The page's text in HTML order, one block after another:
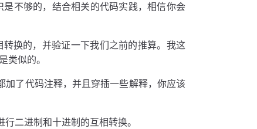
不够的，结合相关的代码实践，相信你会
换的，并验证一下我们之前的推算。我这
类似的。
了代码注释，并且穿插一些解释，你应该
二进制和十进制的互相转换。